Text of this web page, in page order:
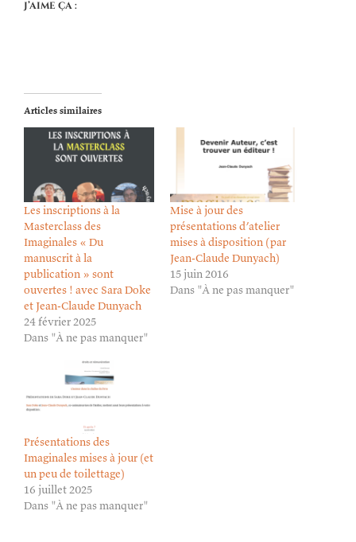
J’aime ça :
Articles similaires
Les inscriptions à la
Masterclass des
Imaginales « Du
manuscrit à la
publication » sont
ouvertes ! avec Sara Doke
et Jean-Claude Dunyach
24 février 2025
Dans "À ne pas manquer"
Mise à jour des
présentations d’atelier
mises à disposition (par
Jean-Claude Dunyach)
15 juin 2016
Dans "À ne pas manquer"
Présentations des
Imaginales mises à jour (et
un peu de toilettage)
16 juillet 2025
Dans "À ne pas manquer"